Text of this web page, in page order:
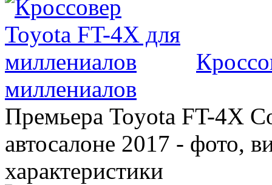
миллениалов
Премьера Toyota FT-4X
автосалоне 2017 - фото,
характеристики